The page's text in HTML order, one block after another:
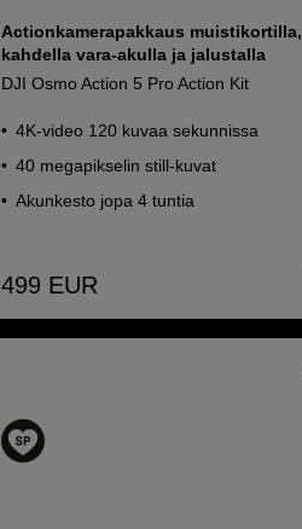
Actionkamerapakkaus muistikortilla,
kahdella vara-akulla ja jalustalla
DJI Osmo Action 5 Pro Action Kit
4K-video 120 kuvaa sekunnissa
40 megapikselin still-kuvat
Akunkesto jopa 4 tuntia
499 EUR